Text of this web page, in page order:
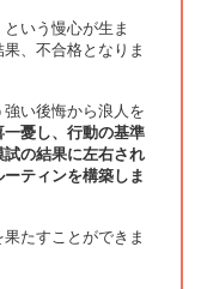
いう慢心が生ま
、不合格となりま
い後悔から浪人を
憂し、行動の基準
の結果に左右され
ティンを構築しま
たすことができま